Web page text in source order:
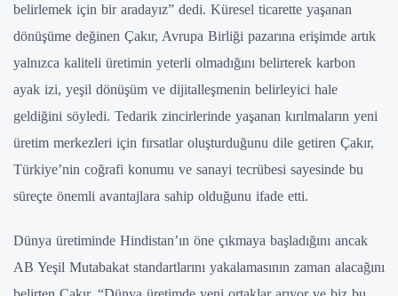
belirlemek için bir aradayız” dedi. Küresel ticarette yaşanan
dönüşüme değinen Çakır, Avrupa Birliği pazarına erişimde artık
yalnızca kaliteli üretimin yeterli olmadığını belirterek karbon
ayak izi, yeşil dönüşüm ve dijitalleşmenin belirleyici hale
geldiğini söyledi. Tedarik zincirlerinde yaşanan kırılmaların yeni
üretim merkezleri için fırsatlar oluşturduğunu dile getiren Çakır,
Türkiye’nin coğrafi konumu ve sanayi tecrübesi sayesinde bu
süreçte önemli avantajlara sahip olduğunu ifade etti.
Dünya üretiminde Hindistan’ın öne çıkmaya başladığını ancak
AB Yeşil Mutabakat standartlarını yakalamasının zaman alacağını